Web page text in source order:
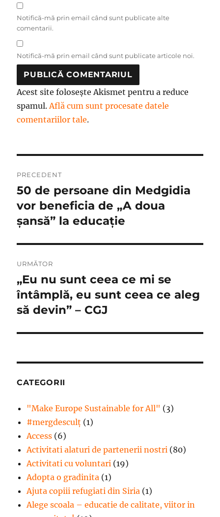
Notifică-mă prin email când sunt publicate alte
comentarii.
Notifică-mă prin email când sunt publicate articole noi.
Acest site folosește Akismet pentru a reduce
spamul. Află cum sunt procesate datele
comentariilor tale.
în
articole
PRECEDENT
Articolul
anterior:
50 de persoane din Medgidia
vor beneficia de „A doua
șansă” la educație
URMĂTOR
Articolul
următor:
„Eu nu sunt ceea ce mi se
întâmplă, eu sunt ceea ce aleg
să devin” – CGJ
CATEGORII
"Make Europe Sustainable for All" (3)
#mergdesculţ (1)
Access (6)
Activitati alaturi de partenerii nostri (80)
Activitati cu voluntari (19)
Adopta o gradinita (1)
Ajuta copiii refugiati din Siria (1)
Alege scoala – educatie de calitate, viitor in